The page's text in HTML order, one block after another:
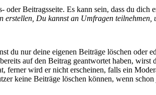
Beitragsseite. Es kann sein, dass du
erstellen, Du kannst an Umfragen teilnehmen,
du nur deine eigenen Beiträge löschen
auf den Beitrag geantwortet haben,
ferner wird er nicht erscheinen, falls ein
keine Beiträge löschen können, wenn